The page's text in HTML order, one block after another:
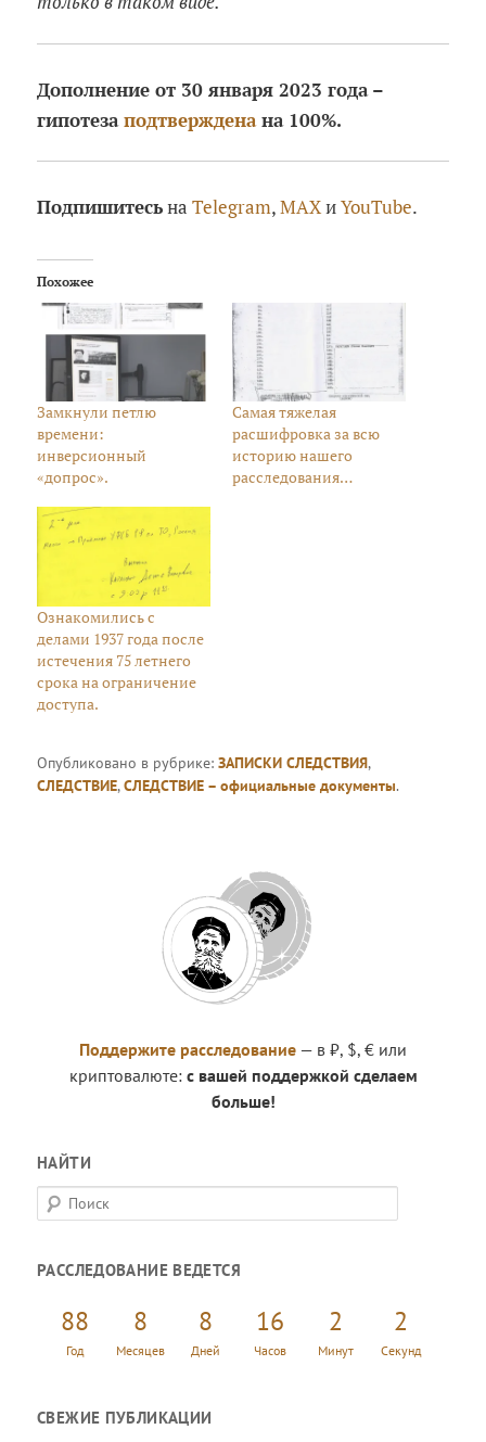
Дополнение от 30 января 2023 года –
гипотезаподтвержденана 100%.
ПодпишитесьнаTelegram,MAXиYouTube.
Похожее
Замкнули петлю
времени:
инверсионный
«допрос».
Самая тяжелая
расшифровка за всю
историю нашего
расследования…
Ознакомились с
делами 1937 года после
истечения 75 летнего
срока на ограничение
доступа.
Опубликовано в рубрике:ЗАПИСКИ СЛЕДСТВИЯ,
СЛЕДСТВИЕ,СЛЕДСТВИЕ – официальные документы.
Поддержите расследование — в ₽, $, € или
криптовалюте: с вашей поддержкой сделаем
больше!
НАЙТИ
П
о
с
РАССЛЕДОВАНИЕ ВЕДЕТСЯ
88
Год
8
Месяцев
8
Дней
16
Часов
2
Минут
3
Секунд
СВЕЖИЕ ПУБЛИКАЦИИ